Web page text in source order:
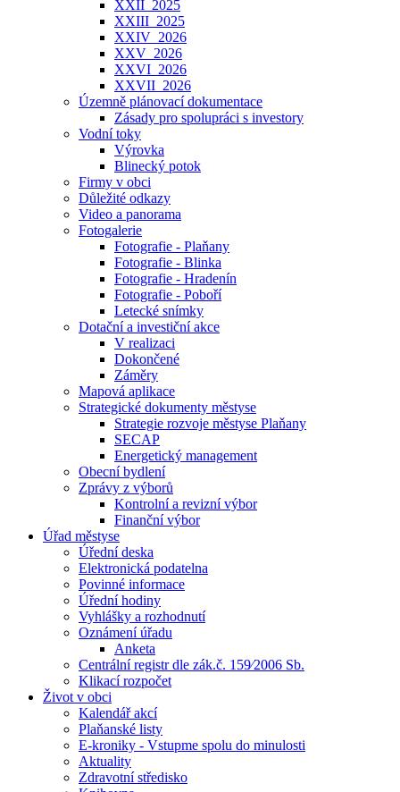
XXII_2025
XXIII_2025
XXIV_2026
XXV_2026
XXVI_2026
XXVII_2026
Územně plánovací dokumentace
Zásady pro spolupráci s investory
Vodní toky
Výrovka
Blinecký potok
Firmy v obci
Důležité odkazy
Video a panorama
Fotogalerie
Fotografie - Plaňany
Fotografie - Blinka
Fotografie - Hradenín
Fotografie - Poboří
Letecké snímky
Dotační a investiční akce
V realizaci
Dokončené
Záměry
Mapová aplikace
Strategické dokumenty městyse
Strategie rozvoje městyse Plaňany
SECAP
Energetický management
Obecní bydlení
Zprávy z výborů
Kontrolní a revizní výbor
Finanční výbor
Úřad městyse
Úřední deska
Elektronická podatelna
Povinné informace
Úřední hodiny
Vyhlášky a rozhodnutí
Oznámení úřadu
Anketa
Centrální registr dle zák.č. 159⁄2006 Sb.
Klikací rozpočet
Život v obci
Kalendář akcí
Plaňanské listy
E-kroniky - Vstupme spolu do minulosti
Aktuality
Zdravotní středisko